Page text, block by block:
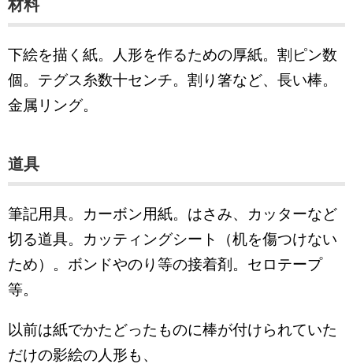
材料
下絵を描く紙。人形を作るための厚紙。割ピン数
個。テグス糸数十センチ。割り箸など、長い棒。
金属リング。
道具
筆記用具。カーボン用紙。はさみ、カッターなど
切る道具。カッティングシート（机を傷つけない
ため）。ボンドやのり等の接着剤。セロテープ
等。
以前は紙でかたどったものに棒が付けられていた
だけの影絵の人形も、